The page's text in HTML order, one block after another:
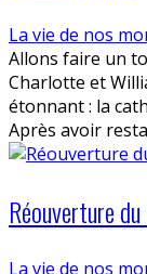
La vie de nos
Allons faire un
Charlotte et
étonnant : la
Après avoir
Réouverture
La vie de nos